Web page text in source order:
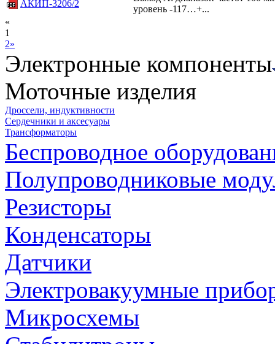
АКИП-3206/2
уровень -117…+...
«
1
2»
Электронные компоненты
Моточные изделия
Дроссели, индуктивности
Сердечники и аксесуары
Трансформаторы
Беспроводное
Полупроводниковые
Резисторы
Конденсаторы
Датчики
Электровакуумные
Микросхемы